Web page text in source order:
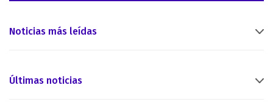
Noticias más leídas
Últimas noticias